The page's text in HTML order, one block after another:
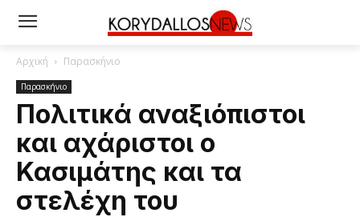
Αρχική Παρασκήνιο
Παρασκήνιο
Πολιτικά αναξιόπιστοι
και αχάριστοι ο
Κασιμάτης και τα
στελέχη του